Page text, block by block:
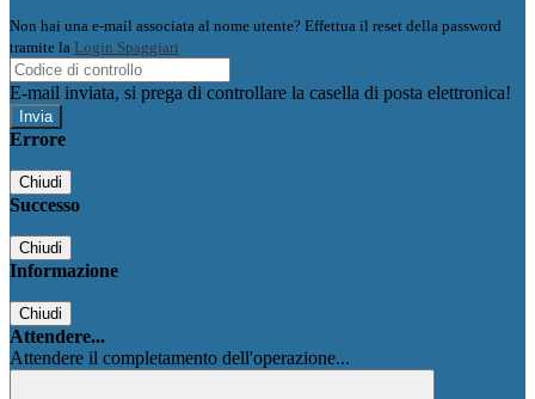
Non hai una e-mail associata al nome utente? Effettua il reset della password
tramite la Login Spaggiari
E-mail inviata, si prega di controllare la casella di posta elettronica!
Errore
Chiudi
Successo
Chiudi
Informazione
Chiudi
Attendere...
Attendere il completamento dell'operazione...